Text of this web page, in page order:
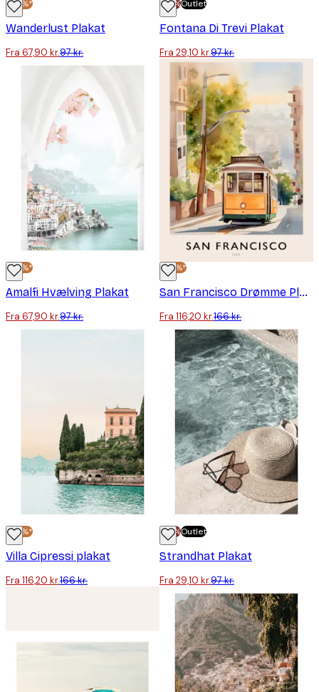
-30%*
Wanderlust Plakat
Fra 67,90 kr.97 kr.
-70%Outlet
Fontana Di Trevi Plakat
Fra 29,10 kr.97 kr.
-30%*
Amalfi Hvælving Plakat
Fra 67,90 kr.97 kr.
-30%*
San Francisco Drømme Plakat
Fra 116,20 kr.166 kr.
-30%*
Villa Cipressi plakat
Fra 116,20 kr.166 kr.
-70%Outlet
Strandhat Plakat
Fra 29,10 kr.97 kr.